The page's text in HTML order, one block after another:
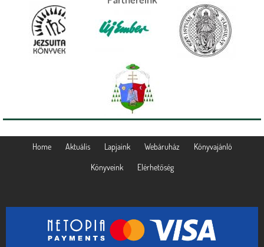
Home Aktuális Lapjaink Webáruház Könyvajánló
Könyveink Elérhetőség